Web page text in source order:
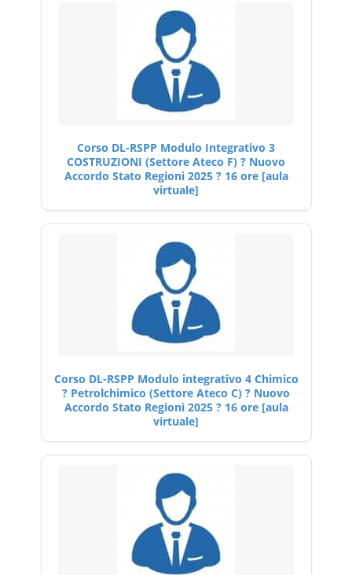
Corso DL-RSPP Modulo Integrativo 3
COSTRUZIONI (Settore Ateco F) ? Nuovo
Accordo Stato Regioni 2025 ? 16 ore [aula
virtuale]
Corso DL-RSPP Modulo integrativo 4 Chimico
? Petrolchimico (Settore Ateco C) ? Nuovo
Accordo Stato Regioni 2025 ? 16 ore [aula
virtuale]